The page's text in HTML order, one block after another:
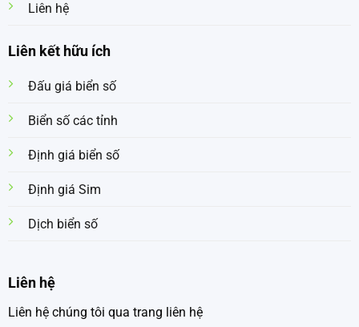
Liên hệ
Liên kết hữu ích
Đấu giá biển số
Biển số các tỉnh
Định giá biển số
Định giá Sim
Dịch biển số
Liên hệ
Liên hệ chúng tôi qua trang liên hệ